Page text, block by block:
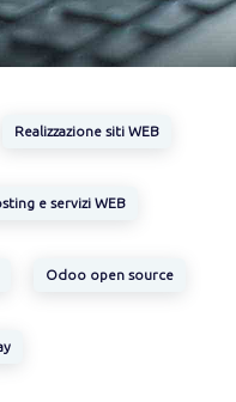
Realizzazione siti WEB
e servizi WEB
Odoo open source